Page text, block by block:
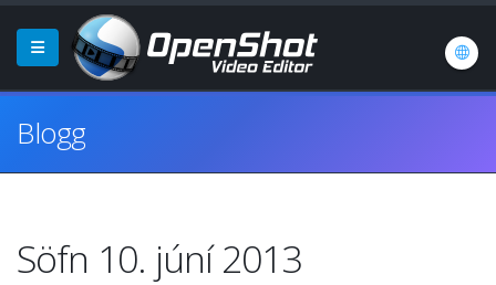
Blogg
Söfn 10. júní 2013